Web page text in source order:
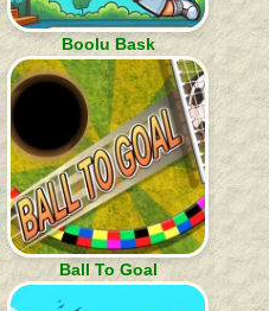
Boolu Bask
Ball To Goal